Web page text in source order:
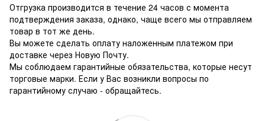
Отгрузка производится в течение 24 часов с момента
подтверждения заказа, однако, чаще всего мы отправляем
товар в тот же день.
Вы можете сделать оплату наложенным платежом при
доставке через Новую Почту.
Мы соблюдаем гарантийные обязательства, которые несут
торговые марки. Если у Вас возникли вопросы по
гарантийному случаю - обращайтесь.